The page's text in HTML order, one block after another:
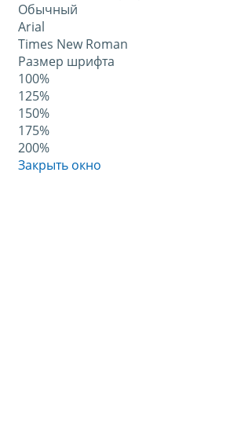
Обычный
Arial
Times New Roman
Размер шрифта
100%
125%
150%
175%
200%
Закрыть окно